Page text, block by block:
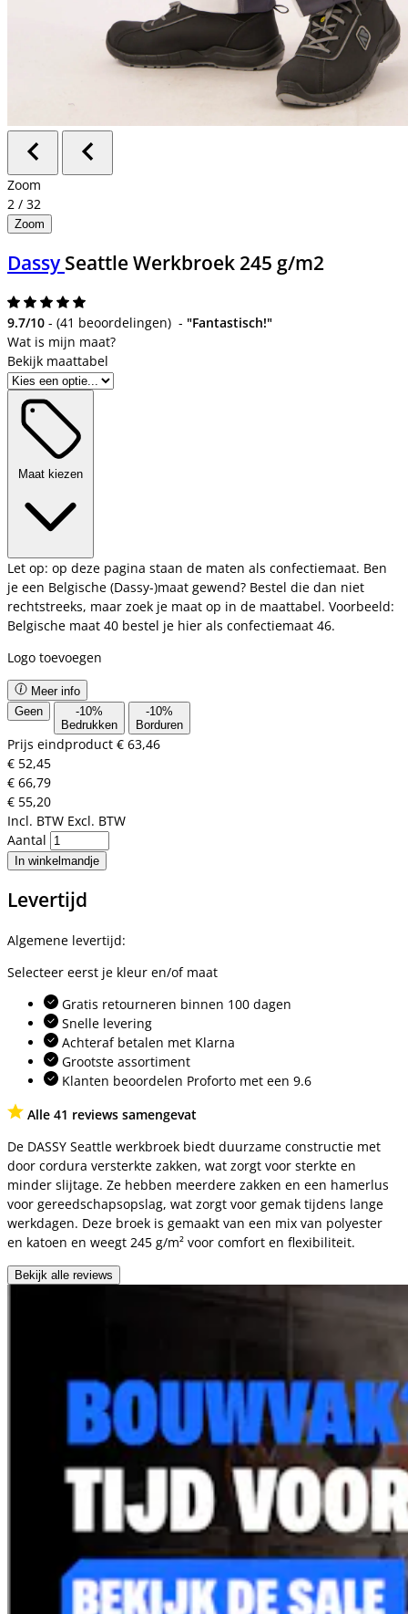
Zoom
2 / 32
Zoom
Dassy Seattle Werkbroek 245 g/m2
9.7/10 - (41 beoordelingen) - "Fantastisch!"
Bekijk maattabel
Maat kiezen
Let op: op deze pagina staan de maten als confectiemaat. Ben
je een Belgische (Dassy-)maat gewend? Bestel die dan niet
rechtstreeks, maar zoek je maat op in de maattabel. Voorbeeld:
Belgische maat 40 bestel je hier als confectiemaat 46.
Logo toevoegen
Meer info
Geen
-10%
Bedrukken
-10%
Borduren
Prijs eindproduct € 63,46
€ 52,45
€ 66,79
€ 55,20
Incl. BTW Excl. BTW
Aantal
In winkelmandje
Levertijd
Algemene levertijd:
Selecteer eerst je kleur en/of maat
Gratis retourneren binnen 100 dagen
Snelle levering
Achteraf betalen met Klarna
Grootste assortiment
Klanten beoordelen Proforto met een 9.6
Alle 41 reviews samengevat
De DASSY Seattle werkbroek biedt duurzame constructie met
door cordura versterkte zakken, wat zorgt voor sterkte en
minder slijtage. Ze hebben meerdere zakken en een hamerlus
voor gereedschapsopslag, wat zorgt voor gemak tijdens lange
werkdagen. Deze broek is gemaakt van een mix van polyester
en katoen en weegt 245 g/m² voor comfort en flexibiliteit.
Bekijk alle reviews